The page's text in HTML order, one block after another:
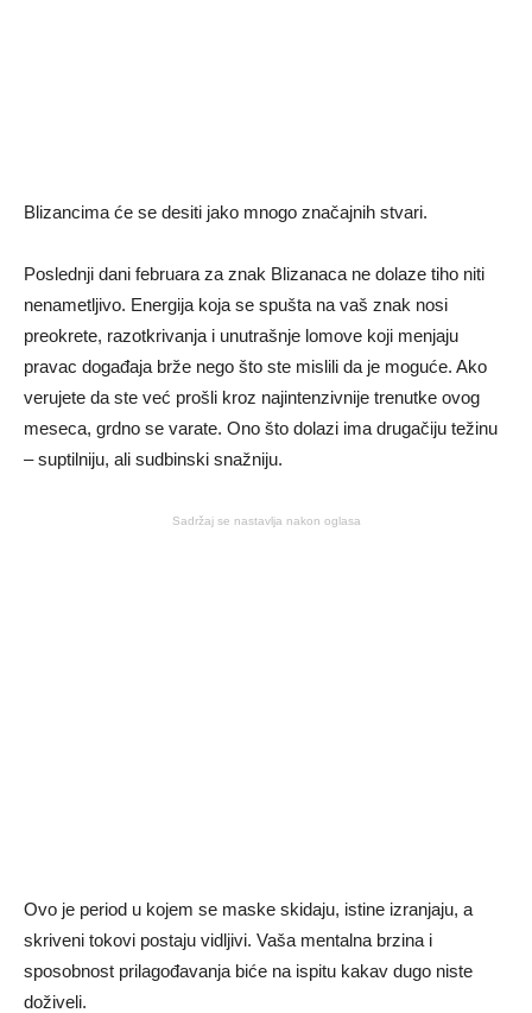
Blizancima će se desiti jako mnogo značajnih stvari.
Poslednji dani februara za znak Blizanaca ne dolaze tiho niti
nenametljivo. Energija koja se spušta na vaš znak nosi
preokrete, razotkrivanja i unutrašnje lomove koji menjaju
pravac događaja brže nego što ste mislili da je moguće. Ako
verujete da ste već prošli kroz najintenzivnije trenutke ovog
meseca, grdno se varate. Ono što dolazi ima drugačiju težinu
– suptilniju, ali sudbinski snažniju.
Sadržaj se nastavlja nakon oglasa
Ovo je period u kojem se maske skidaju, istine izranjaju, a
skriveni tokovi postaju vidljivi. Vaša mentalna brzina i
sposobnost prilagođavanja biće na ispitu kakav dugo niste
doživeli.